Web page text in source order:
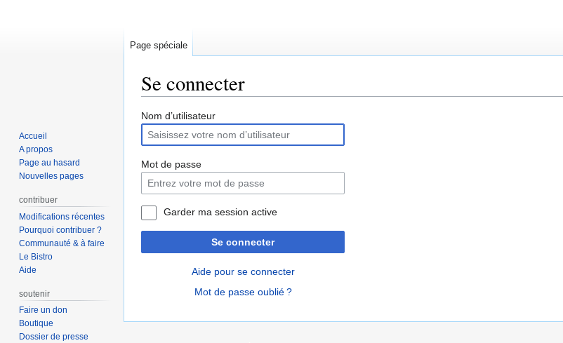
Se connecter
Aller
la
navigation
Aller
la
recherche
Nom d’utilisateur
Mot de passe
Garder ma session active
Se connecter
Aide pour se connecter
Mot de passe oublié ?
Page spéciale
Accueil
A propos
Page au hasard
Nouvelles pages
contribuer
Modifications récentes
Pourquoi contribuer ?
Communauté & à faire
Le Bistro
Aide
soutenir
Faire un don
Boutique
Dossier de presse